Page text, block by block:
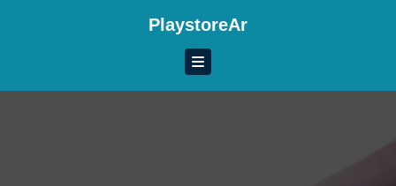
PlaystoreAr